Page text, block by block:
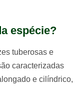
espécie?
tuberosas e
caracterizadas
e cilíndrico,